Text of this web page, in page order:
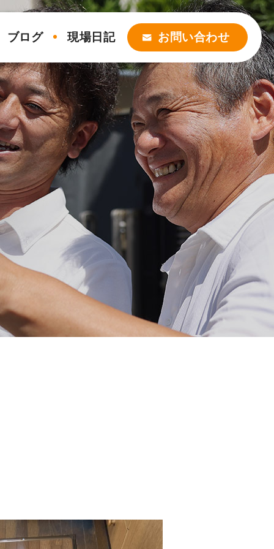
ブログ 現場日記 お問い合わせ